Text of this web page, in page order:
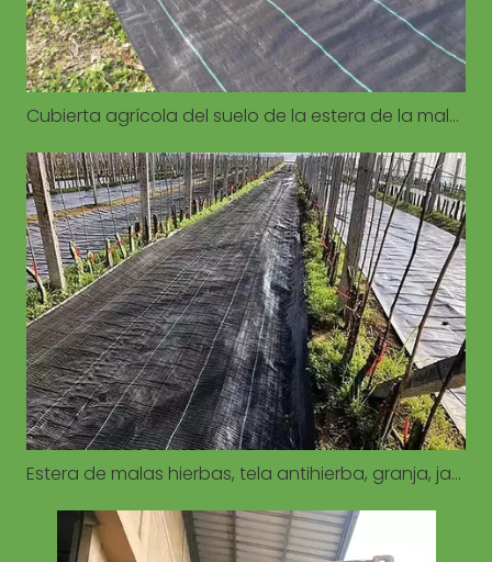
Cubierta agrícola del suelo de la estera de la mala hierba para la cubierta del suelo del control de la agricultura del jardín del invernadero
Estera de malas hierbas, tela antihierba, granja, jardín, verduras, control de malas hierbas, estera antihierba